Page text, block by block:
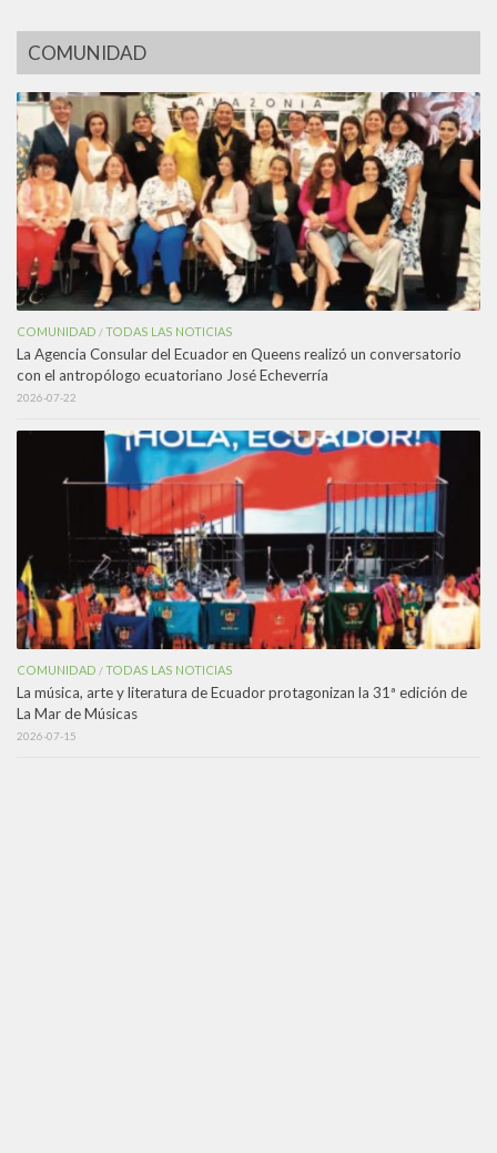
COMUNIDAD
COMUNIDAD /TODAS LAS NOTICIAS
La Agencia Consular del Ecuador en Queens realizó un conversatorio
con el antropólogo ecuatoriano José Echeverría
2026-07-22
COMUNIDAD /TODAS LAS NOTICIAS
La música, arte y literatura de Ecuador protagonizan la 31ª edición de
La Mar de Músicas
2026-07-15